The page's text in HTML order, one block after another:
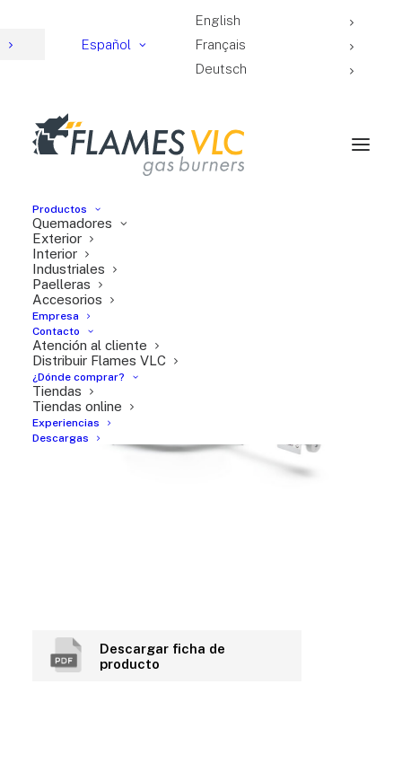
Español
English
Français
Deutsch
Productos
Quemadores
Exterior
Interior
Industriales
Paelleras
Accesorios
Empresa
Contacto
Atención al cliente
Distribuir Flames VLC
¿Dónde comprar?
Tiendas
Tiendas online
Experiencias
Descargas
Paellero T-300
Descargar ficha de
producto